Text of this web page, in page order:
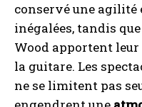
conservé une agilité
inégalées, tandis
Wood apportent
la guitare. Les
ne se limitent pas